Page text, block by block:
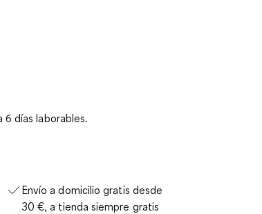
6 días laborables.
Envío a domicilio gratis desde
30 €, a tienda siempre gratis